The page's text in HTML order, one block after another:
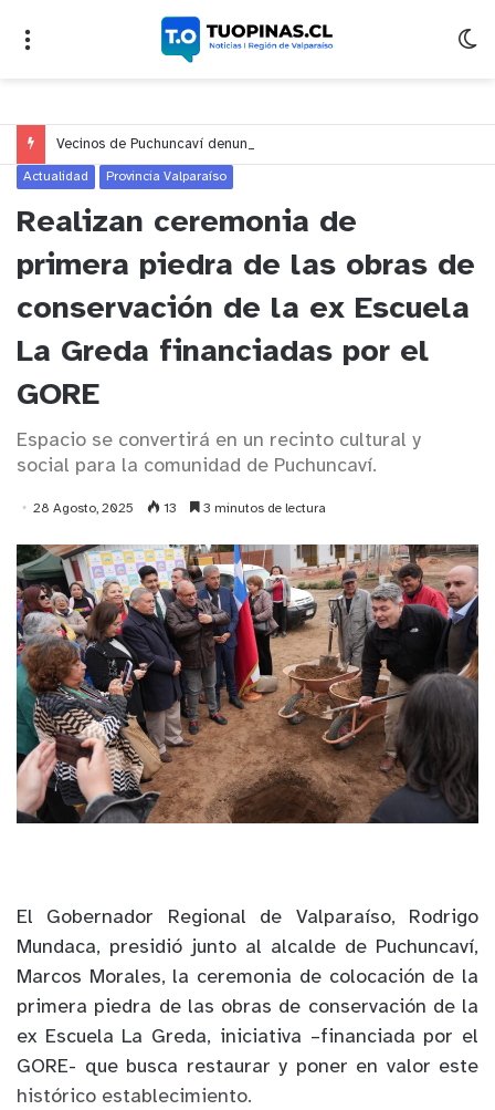
Actualidad Provincia Valparaíso
Realizan ceremonia de
primera piedra de las obras de
conservación de la ex Escuela
La Greda financiadas por el
GORE
Espacio se convertirá en un recinto cultural y
social para la comunidad de Puchuncaví.
28 Agosto, 2025 13 3 minutos de lectura
El Gobernador Regional de Valparaíso, Rodrigo
Mundaca, presidió junto al alcalde de Puchuncaví,
Marcos Morales, la ceremonia de colocación de la
primera piedra de las obras de conservación de la
ex Escuela La Greda, iniciativa –financiada por el
GORE- que busca restaurar y poner en valor este
histórico establecimiento.